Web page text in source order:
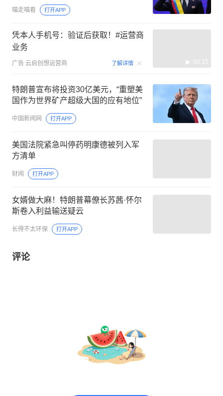
喵走喵看 打开APP
凭本人手机号：验证后获取！#运营商
业务
广告 云启创想运营商 了解详情 00:15
特朗普宣布将投资30亿美元，“重塑美
国作为世界矿产超级大国的应有地位”
中国新闻网 打开APP
美国法院紧急叫停药明康德被列入军
方清单
财闻 打开APP
女婿做大麻！特朗普幕僚长苏茜·怀尔
斯卷入利益输送疑云
长得不太环保 打开APP
评论